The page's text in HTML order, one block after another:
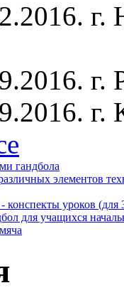
г.
гандбола
элементов
конспекты уроков (для
для учащихся